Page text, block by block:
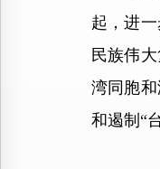
起，进
民族伟
湾同胞
和遏制“